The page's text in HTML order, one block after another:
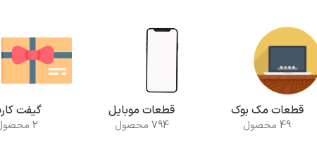
قطعات مک بوک
49 محصول
قطعات موبایل
794 محصول
گیفت
2 محصول